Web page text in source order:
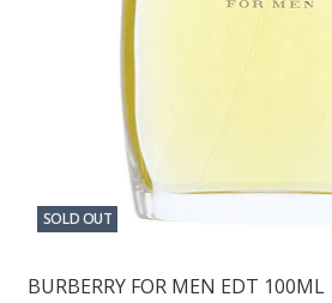
SOLD OUT
BURBERRY FOR MEN EDT 100ML